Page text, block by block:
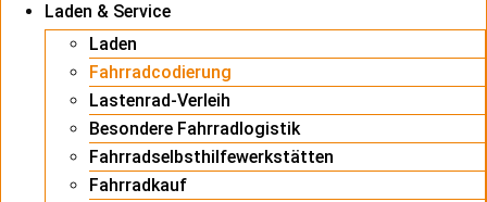
Laden & Service
Laden
Fahrradcodierung
Lastenrad-Verleih
Besondere Fahrradlogistik
Fahrradselbsthilfewerkstätten
Fahrradkauf